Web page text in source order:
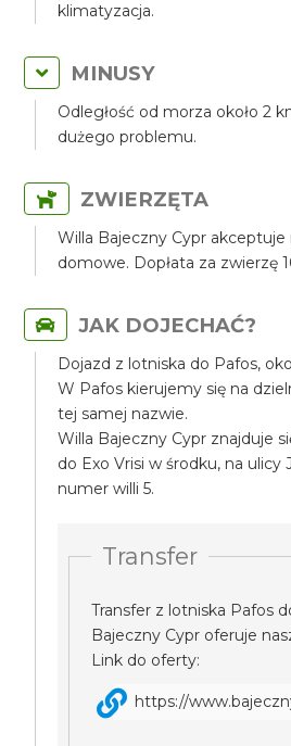
klimatyzacja.
MINUSY
Odległość od morza około 2
dużego problemu.
ZWIERZĘTA
Willa Bajeczny Cypr akceptuje
domowe. Dopłata za zwierzę
JAK DOJECHAĆ?
Dojazd z lotniska do Pafos,
W Pafos kierujemy się na
tej samej nazwie.
Willa Bajeczny Cypr znajduje
do Exo Vrisi w środku, na ulicy
numer willi 5.
Transfer
Transfer z lotniska Pafos
Bajeczny Cypr oferuje
Link do oferty:
https://